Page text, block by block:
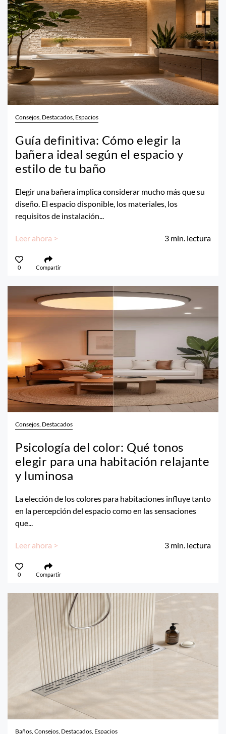
Consejos, Destacados, Espacios
Guía definitiva: Cómo elegir la
bañera ideal según el espacio y
estilo de tu baño
Elegir una bañera implica considerar mucho más que su
diseño. El espacio disponible, los materiales, los
requisitos de instalación...
Leer ahora > 3 min. lectura
0 Compartir
Consejos, Destacados
Psicología del color: Qué tonos
elegir para una habitación relajante
y luminosa
La elección de los colores para habitaciones influye tanto
en la percepción del espacio como en las sensaciones
que...
Leer ahora > 3 min. lectura
0 Compartir
Baños, Consejos, Destacados, Espacios